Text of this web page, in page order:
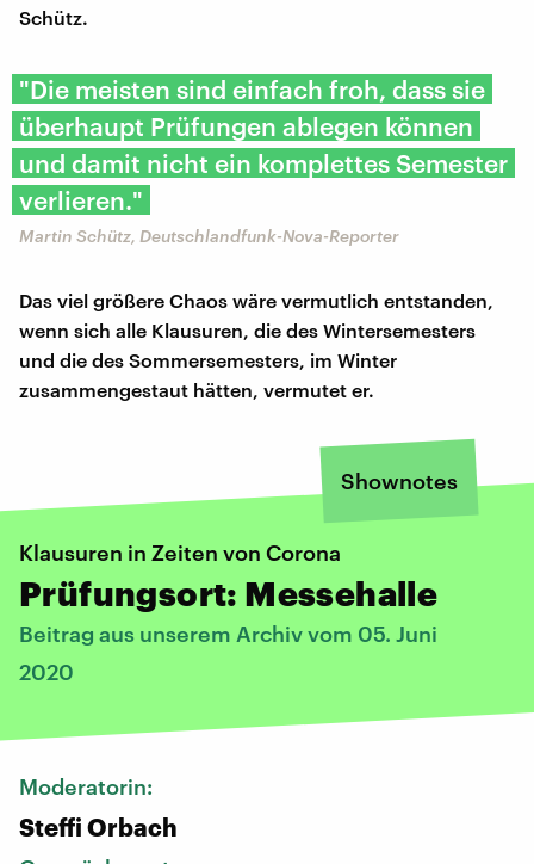
Schütz.
"Die meisten sind einfach froh, dass sie
überhaupt Prüfungen ablegen können
und damit nicht ein komplettes Semester
verlieren."
Martin Schütz, Deutschlandfunk-Nova-Reporter
Das viel größere Chaos wäre vermutlich entstanden,
wenn sich alle Klausuren, die des Wintersemesters
und die des Sommersemesters, im Winter
zusammengestaut hätten, vermutet er.
Shownotes
Klausuren in Zeiten von Corona
Prüfungsort: Messehalle
Beitrag aus unserem Archiv vom 05. Juni
2020
Moderatorin:
Steffi Orbach